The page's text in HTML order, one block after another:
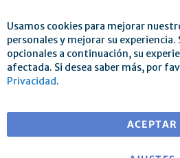
para entregas
Usamos cookies para mejorar
personales y mejorar su experiencia.
opcionales a continuación, su
afectada. Si desea saber más, por
Privacidad.
ACEPTAR